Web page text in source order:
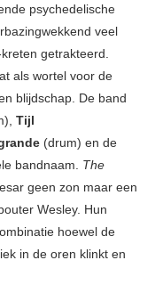
psychedelische
veel
getrakteerd.
als wortel voor de
blijdschap. De band
Tijl
(drum) en de
bandnaam. The
geen zon maar een
Wesley. Hun
hoewel de
in de oren klinkt en